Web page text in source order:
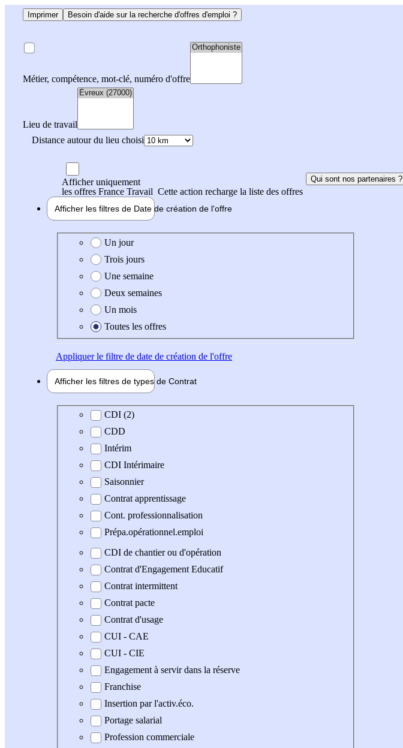
Imprimer Besoin d'aide sur la recherche d'offres d'emploi ?
Métier, compétence, mot-clé, numéro d'offre
Lieu de travail
Distance autour du lieu choisi
Afficher uniquement
les offres France Travail Cette action recharge la liste des offres
Qui sont nos partenaires ?
Afficher les filtres de Date de création de l'offre
Date de création de l'offre
Un jour
Trois jours
Une semaine
Deux semaines
Un mois
Toutes les offres
Appliquerle filtre de date de création de l'offre
Afficher les filtres de types de Contrat
Type de contrat
CDI (2)
CDD
Intérim
CDI Intérimaire
Saisonnier
Contrat apprentissage
Cont. professionnalisation
Prépa.opérationnel.emploi
CDI de chantier ou d'opération
Contrat d'Engagement Educatif
Contrat intermittent
Contrat pacte
Contrat d'usage
CUI - CAE
CUI - CIE
Engagement à servir dans la réserve
Franchise
Insertion par l'activ.éco.
Portage salarial
Profession commerciale